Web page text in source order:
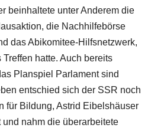
beinhaltete unter Anderem die
die Nachhilfebörse
das Abikomitee-Hilfsnetzwerk,
hatte. Auch bereits
Planspiel Parlament sind
entschied sich der SSR noch
für Bildung, Astrid Eibelshäuser
nahm die überarbeitete